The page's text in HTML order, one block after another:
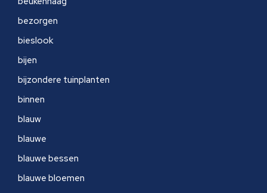
bezorgen
bieslook
bijen
bijzondere tuinplanten
binnen
blauw
blauwe
blauwe bessen
blauwe bloemen